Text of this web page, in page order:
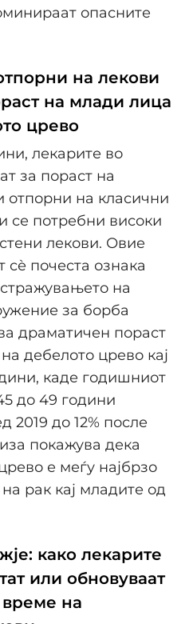
опасните
на лекови
на млади лица
црево
лекарите во
за пораст на
отпорни на класични
се потребни високи
лекови. Овие
почеста ознака
на
за борба
драматичен пораст
дебелото црево кај
каде годишниот
до 49 години
2019 до 12% после
покажува дека
е меѓу најбрзо
рак кај младите од
како лекарите
или обновуваат
на